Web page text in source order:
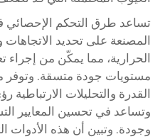
تساعد طرق التحكم الإحصائي
المصنعة على تحديد الاتجاهات
الحرارية، مما يمكّن من إجراء
مستويات جودة متسقة.
القدرة والتحليلات
وتساعد في تحسين المعايير
وجودة. وتبين أن هذه الأدوات